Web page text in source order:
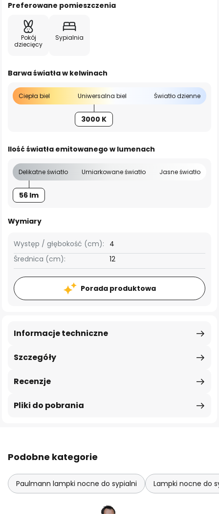
Preferowane pomieszczenia
Pokój
dziecięcy
Sypialnia
Barwa światła w kelwinach
Ciepła biel Uniwersalna biel Światło dzienne
3000 K
Ilość światła emitowanego w lumenach
Delikatne światło Umiarkowane światło Jasne światło
56 lm
Wymiary
Występ / głębokość (cm):
4
Średnica (cm):
12
Porada produktowa
Szczegóły
Informacje techniczne
Recenzje
Pliki do pobrania
Podobne kategorie
Paulmann lampki nocne do sypialni Lampki nocne do